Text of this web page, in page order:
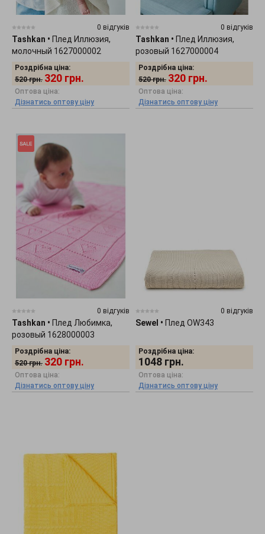
0 відгуків
Tashkan • Плед Иллюзия,
молочный 1627000002
Роздрібна ціна:
520 грн. 320 грн.
Оптова ціна:
Дізнатись оптову ціну
0 відгуків
Tashkan • Плед Иллюзия,
розовый 1627000004
Роздрібна ціна:
520 грн. 320 грн.
Оптова ціна:
Дізнатись оптову ціну
0 відгуків
Tashkan • Плед Любимка,
розовый 1628000003
Роздрібна ціна:
520 грн. 320 грн.
Оптова ціна:
Дізнатись оптову ціну
0 відгуків
Sewel • Плед OW343
Роздрібна ціна:
1048 грн.
Оптова ціна:
Дізнатись оптову ціну